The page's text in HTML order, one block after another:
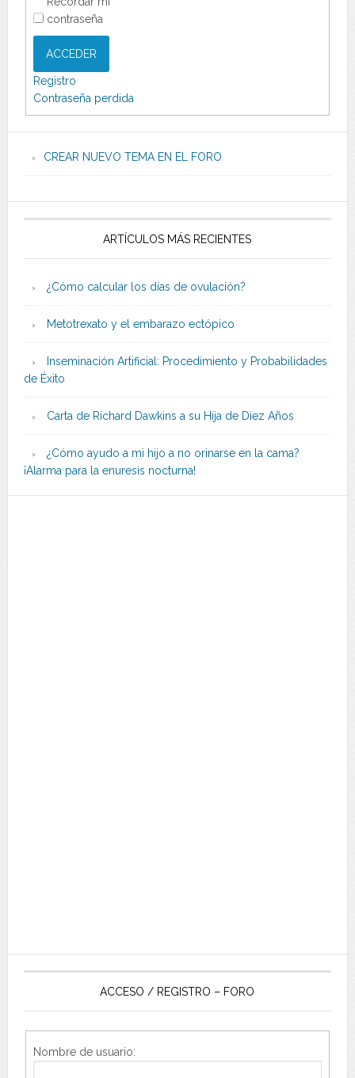
contraseña
ACCEDER
Registro
Contraseña perdida
CREAR NUEVO TEMA EN EL FORO
ARTÍCULOS MÁS RECIENTES
¿Cómo calcular los días de ovulación?
Metotrexato y el embarazo ectópico
Inseminación Artificial: Procedimiento y Probabilidades
de Éxito
Carta de Richard Dawkins a su Hija de Diez Años
¿Cómo ayudo a mi hijo a no orinarse en la cama?
¡Alarma para la enuresis nocturna!
ACCESO / REGISTRO – FORO
Nombre de usuario: